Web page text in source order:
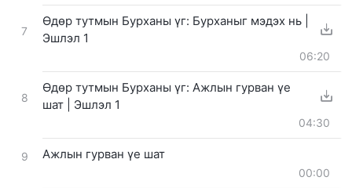
7
Өдөр тутмын Бурханы үг: Бурханыг мэдэх нь |
Эшлэл 1
06:20
8
Өдөр тутмын Бурханы үг: Ажлын гурван үе
шат | Эшлэл 1
04:30
9 Ажлын гурван үе шат
00:00